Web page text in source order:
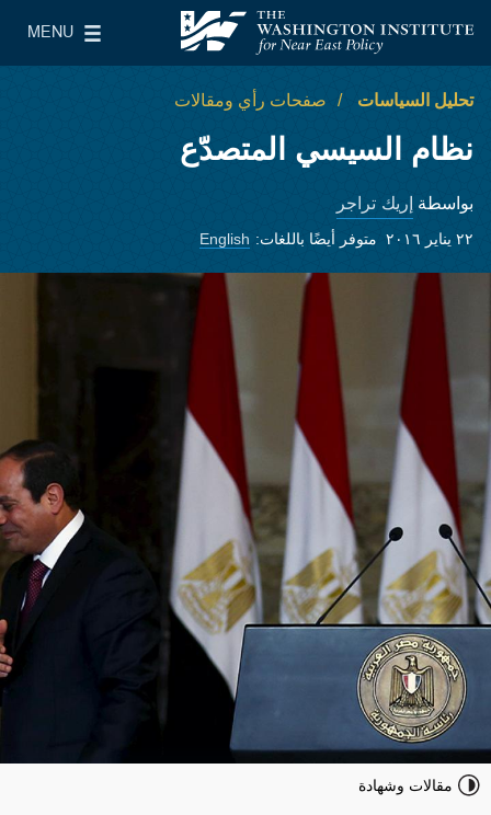
معهد واشنطن لسياسات الشرق الأدنى
MENU
Main Menu
تحليل السياسات صفحات رأي ومقالات
نظام السيسي المتصدّع
بواسطة إريك تراجر
٢٢ يناير ٢٠١٦ متوفر أيضًا باللغات: English
مقالات وشهادة